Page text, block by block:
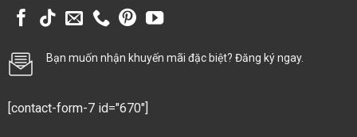
Bạn muốn nhận khuyến mãi đặc biệt? Đăng ký ngay.
[contact-form-7 id="670"]